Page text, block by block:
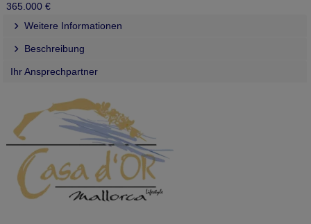
365.000 €
Weitere Informationen
Beschreibung
Ihr Ansprechpartner